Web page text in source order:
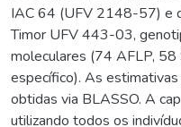
IAC 64 (UFV 2148-57) e
Timor UFV 443-03,
moleculares (74 AFLP,
específico). As
obtidas via BLASSO. A
utilizando todos os